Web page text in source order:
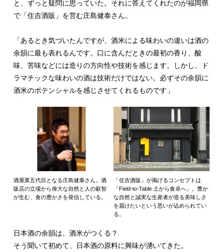
と、ずっと疑問に思っていた。それに答えてくれたのが福岡県
で「住吉酒販」を営む庄島健泰さん。
「あるとき気づいたんですが、酒米による味わいの違いは酒の
余韻に最も表れるんです。口に含んだときの最初の香り、酸
味、苦味などには造りの方向性や技術を感じます。しかし、ド
ラマチックな味わいの酒は技術だけではない。必ずその余韻に
酒米のポテンシャルを感じさせてくれるものです」
酒屋業五代目となる庄島健泰さん。酒
販店の立場から偉大な自然と人の叡智
が生む、食の豊かさを発信している。
「住吉酒販」が掲げるコンセプトは
「Field-to-Table 土から食卓へ」。豊か
な自然と誠実な生産者が造る美味しさ
を届けたいという思いが込められてい
る。
日本酒の余韻は、酒米がつくる？
そう聞いて初めて、日本酒の原料に興味が湧いてきた。